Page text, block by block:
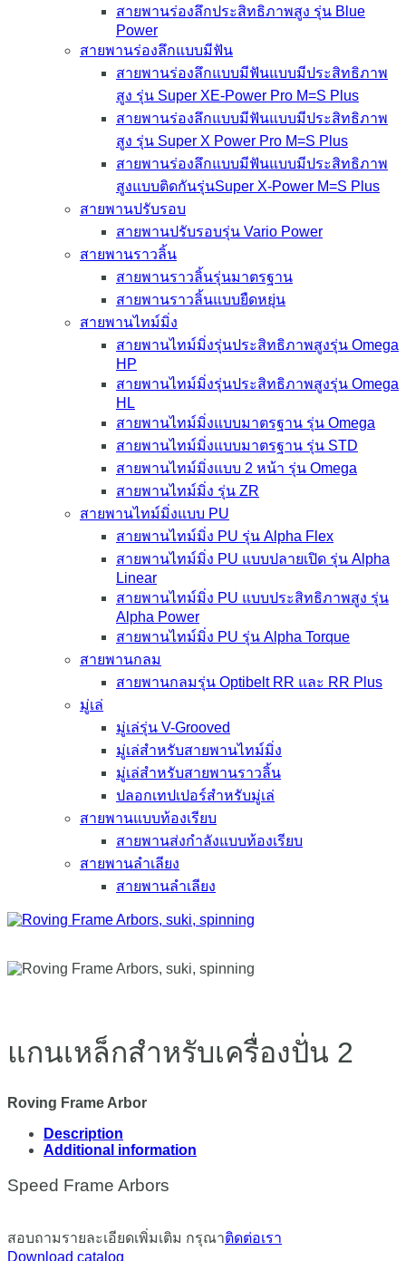
สายพานร่องลึกประสิทธิภาพสูง รุ่น Blue
Power
สายพานร่องลึกแบบมีฟัน
สายพานร่องลึกแบบมีฟันแบบมีประสิทธิภาพ
สูง รุ่น Super XE-Power Pro M=S Plus
สายพานร่องลึกแบบมีฟันแบบมีประสิทธิภาพ
สูง รุ่น Super X Power Pro M=S Plus
สายพานร่องลึกแบบมีฟันแบบมีประสิทธิภาพ
สูงแบบติดกันรุ่นSuper X-Power M=S Plus
สายพานปรับรอบ
สายพานปรับรอบรุ่น Vario Power
สายพานราวลิ้น
สายพานราวลิ้นรุ่นมาตรฐาน
สายพานราวลิ้นแบบยืดหยุ่น
สายพานไทม์มิ่ง
สายพานไทม์มิ่งรุ่นประสิทธิภาพสูงรุ่น Omega
HP
สายพานไทม์มิ่งรุ่นประสิทธิภาพสูงรุ่น Omega
HL
สายพานไทม์มิ่งแบบมาตรฐาน รุ่น Omega
สายพานไทม์มิ่งแบบมาตรฐาน รุ่น STD
สายพานไทม์มิ่งแบบ 2 หน้า รุ่น Omega
สายพานไทม์มิ่ง รุ่น ZR
สายพานไทม์มิ่งแบบ PU
สายพานไทม์มิ่ง PU รุ่น Alpha Flex
สายพานไทม์มิ่ง PU แบบปลายเปิด รุ่น Alpha
Linear
สายพานไทม์มิ่ง PU แบบประสิทธิภาพสูง รุ่น
Alpha Power
สายพานไทม์มิ่ง PU รุ่น Alpha Torque
สายพานกลม
สายพานกลมรุ่น Optibelt RR และ RR Plus
มู่เล่
มู่เล่รุ่น V-Grooved
มู่เล่สำหรับสายพานไทม์มิ่ง
มู่เล่สำหรับสายพานราวลิ้น
ปลอกเทปเปอร์สำหรับมู่เล่
สายพานแบบท้องเรียบ
สายพานส่งกำลังแบบท้องเรียบ
สายพานลำเลียง
สายพานลำเลียง
แกนเหล็กสำหรับเครื่องปั่น 2
Roving Frame Arbor
Description
Additional information
Speed Frame Arbors
สอบถามรายละเอียดเพิ่มเติม กรุณาติดต่อเรา
Download catalog